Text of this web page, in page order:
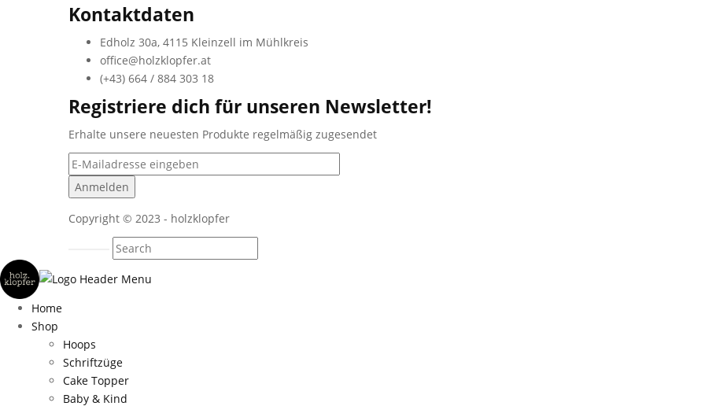
Kontaktdaten
Edholz 30a, 4115 Kleinzell im Mühlkreis
office@holzklopfer.at
(+43) 664 / 884 303 18
Registriere dich für unseren Newsletter!
Erhalte unsere neuesten Produkte regelmäßig zugesendet
Copyright © 2023 - holzklopfer
Home
Shop
Hoops
Schriftzüge
Cake Topper
Baby & Kind